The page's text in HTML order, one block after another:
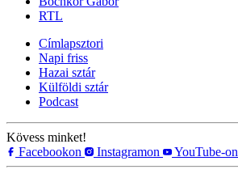
RTL
Címlapsztori
Napi friss
Hazai sztár
Külföldi sztár
Podcast
Kövess minket!
Facebookon
Instagramon YouTube-on